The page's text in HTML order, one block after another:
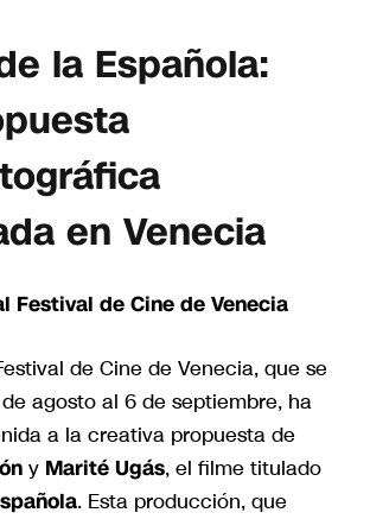
la Española:
en Venecia
Festival de Cine de Venecia
de Cine de Venecia, que se
agosto al 6 de septiembre, ha
a la creativa propuesta de
y Marité Ugás, el filme titulado
. Esta producción, que